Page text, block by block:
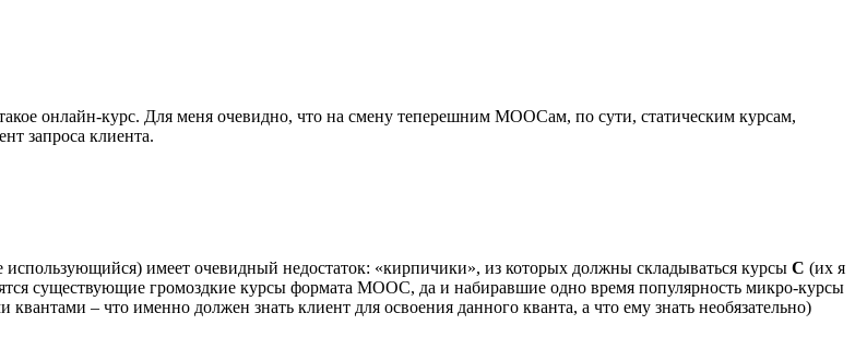
онлайн-курс. Для меня очевидно, что на смену теперешним МООСам, по сути, статическим курсам,
запроса клиента.
имеет очевидный недостаток: «кирпичики», из которых должны складываться курсы С (их я
существующие громоздкие курсы формата МООС, да и набиравшие одно время популярность микро-курсы
– что именно должен знать клиент для освоения данного кванта, а что ему знать необязательно)